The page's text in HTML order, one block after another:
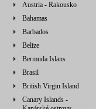
Austria - Rakousko
Bahamas
Barbados
Belize
Bermuda Islans
Brasil
British Virgin Island
Canary Islands -